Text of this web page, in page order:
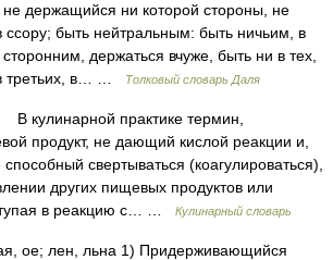
не держащийся ни которой стороны, не
быть нейтральным: быть ничьим, в
держаться вчуже, быть ни в тех,
третьих, в… …
Толковый словарь Даля
кулинарной практике термин,
продукт, не дающий кислой реакции и,
свертываться (коагулироваться),
других пищевых продуктов или
в реакцию с… …
Кулинарный словарь
ое; лен, льна 1) Придерживающийся